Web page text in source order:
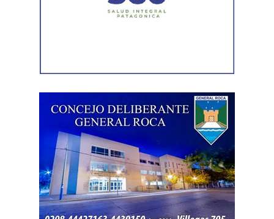
distintas firmas. A esa información se agregó un
ni qué parte correspondía al progenitor.
La jueza también examinó una certificación contable que
él mismo presentó. Ese documento informó un promedio
de ingresos durante un período determinado y consignó
una relación laboral con una de las empresas. El fallo
aclaró que esos datos no reflejaban necesariamente la
totalidad de los recursos, ya que existían otras
participaciones comerciales acreditadas en la causa.